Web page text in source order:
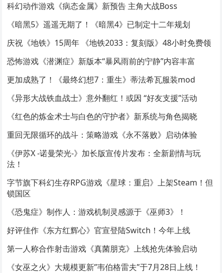
科幻动作游戏《病态金属》新预告 主角大战Boss
《暗黑5》遥遥无期了！《暗黑4》已制定十二年规划
庆祝《地铁》15周年 《地铁2033：复刻版》48小时免费领
恐怖游戏《潜渊症》新版本“暴风雨前的宁静”内容丰富
更加成熟了！《最终幻想7：重生》蒂法希瓦服装mod
《异形大战铁血战士》意外翻红！或因 “好友支援”活动
《红色的炼金术士与白色的守护者》新系统与角色揭晓
重回无限循环的战斗：策略游戏《永不落败》启动体验
《伊苏X -诺曼荣光-》加长版宣传片发布：全新剧情与玩
法！
字节旗下科幻生存RPG游戏《星球：重启》上架Steam！但
锁国区
《恐鬼症》制作人：游戏机制灵感源于《巫师3》！
好评佳作《东方红辉心》官宣登陆Switch！今年上线
第一人称合作射击游戏《真菌朋克》上线抢先体验启动
《女巫之火》大规模更新”韦伯格雷夫”于7月28日上线！